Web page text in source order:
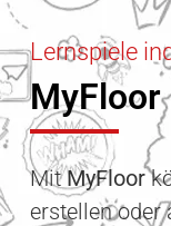
Lernspiele
MyFloor
MitMyFloor
erstellen oder